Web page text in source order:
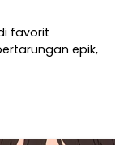
favorit
epik,